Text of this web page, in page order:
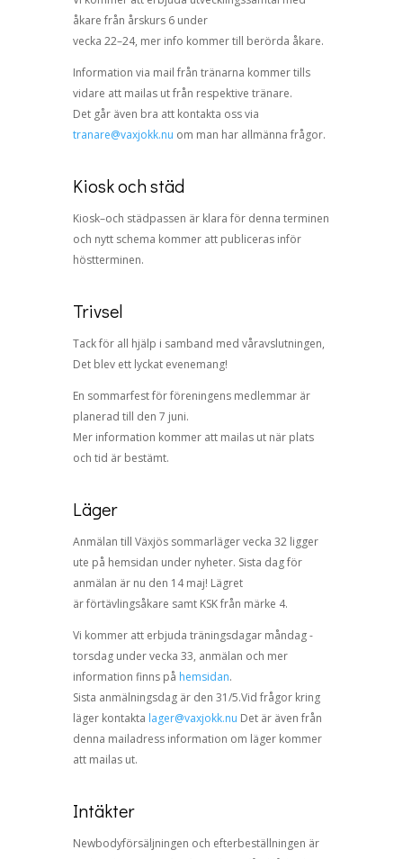
åkare från årskurs 6 under
vecka 22–24, mer info kommer till berörda åkare.
Information via mail från tränarna kommer tills
vidare att mailas ut från respektive tränare.
Det går även bra att kontakta oss via
tranare@vaxjokk.nu om man har allmänna frågor.
Kiosk och städ
Kiosk–och städpassen är klara för denna terminen
och nytt schema kommer att publiceras inför
höstterminen.
Trivsel
Tack för all hjälp i samband med våravslutningen,
Det blev ett lyckat evenemang!
En sommarfest för föreningens medlemmar är
planerad till den 7 juni.
Mer information kommer att mailas ut när plats
och tid är bestämt.
Läger
Anmälan till Växjös sommarläger vecka 32 ligger
ute på hemsidan under nyheter. Sista dag för
anmälan är nu den 14 maj! Lägret
ärförtävlingsåkare samt KSK från märke 4.
Vi kommer att erbjuda träningsdagar måndag -
torsdag under vecka 33, anmälan och mer
information finns på hemsidan.
Sista anmälningsdag är den 31/5.Vid frågor kring
läger kontakta lager@vaxjokk.nu Det är även från
denna mailadress information om läger kommer
att mailas ut.
Intäkter
Newbodyförsäljningen och efterbeställningen är